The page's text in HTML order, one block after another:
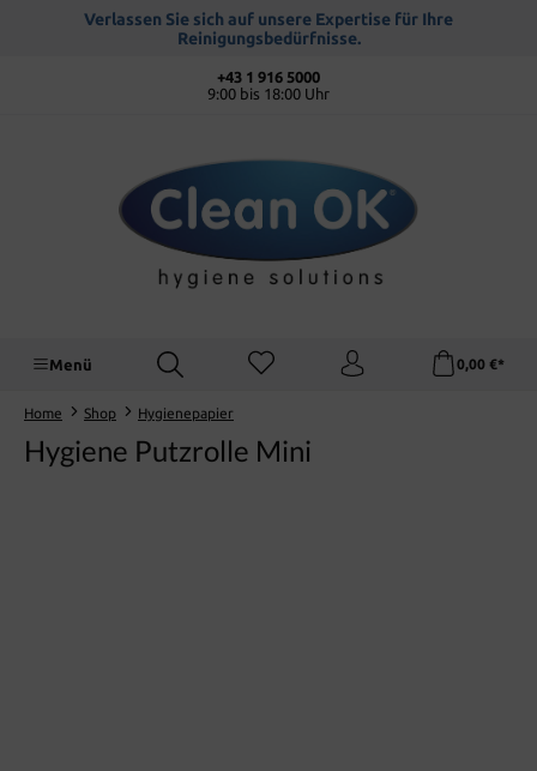
springenVerlassen Sie sich auf unsere Expertise für Ihre
Reinigungsbedürfnisse.
+43 1 916 5000
9:00 bis 18:00 Uhr
Menü 0,00 €*
Home Shop Hygienepapier
Hygiene Putzrolle Mini